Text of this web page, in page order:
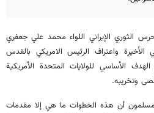
الثوري الإيراني اللواء محمد علي جعفري
واعتراف الرئيس الامريكي بالقدس
الأساسي للولايات المتحدة الأمريكية
وتخريبه.
أن هذه الخطوات ما هي إلا مقدمات